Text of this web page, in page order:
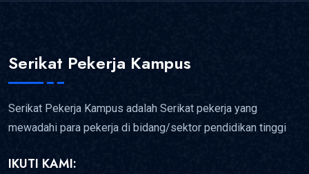
Serikat Pekerja Kampus
Serikat Pekerja Kampus adalah Serikat pekerja yang
mewadahi para pekerja di bidang/sektor pendidikan tinggi
IKUTI KAMI: